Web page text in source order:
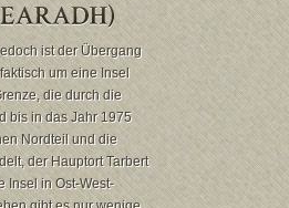
ist der Übergang
um eine Insel
die durch die
bis in das Jahr 1975
Nordteil und die
der Hauptort Tarbert
Insel in Ost-West-